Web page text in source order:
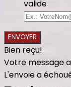
valide
ENVOYER
Bien reçu!
Votre message
L'envoie a